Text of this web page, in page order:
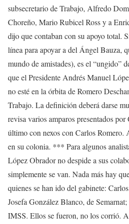
subsecretario de Trabajo, Alfredo
Choreño, Mario Rubicel Ross y a
dijo que contaban con su apoyo total.
línea para apoyar a del Ángel Bauza,
mundo de amistades), es el “ungido”
que el Presidente Andrés Manuel
no esté en la órbita de Romero
Trabajo. La definición deberá darse
revisa varios amparos presentados por
último con nexos con Carlos Romero.
en su colonia. *** Para algunos
López Obrador no despide a sus
simplemente se van. Nada más hay
quienes se han ido del gabinete:
Josefa González Blanco, de
IMSS. Ellos se fueron, no los corrió.